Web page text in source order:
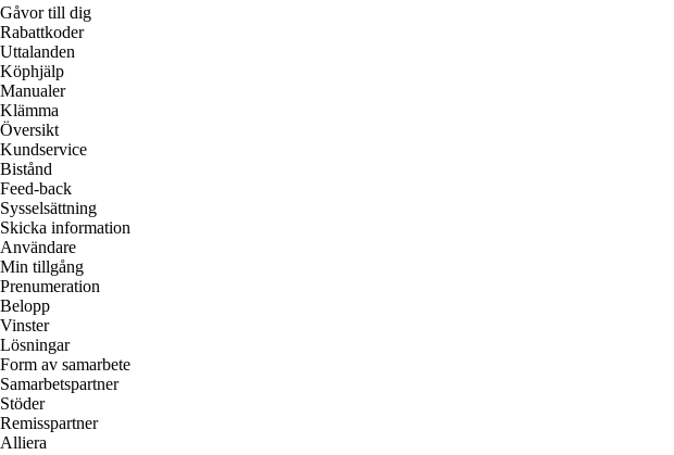
Gåvor till dig
Rabattkoder
Uttalanden
Köphjälp
Manualer
Klämma
Översikt
Kundservice
Bistånd
Feed-back
Sysselsättning
Skicka information
Användare
Min tillgång
Prenumeration
Belopp
Vinster
Lösningar
Form av samarbete
Samarbetspartner
Stöder
Remisspartner
Alliera